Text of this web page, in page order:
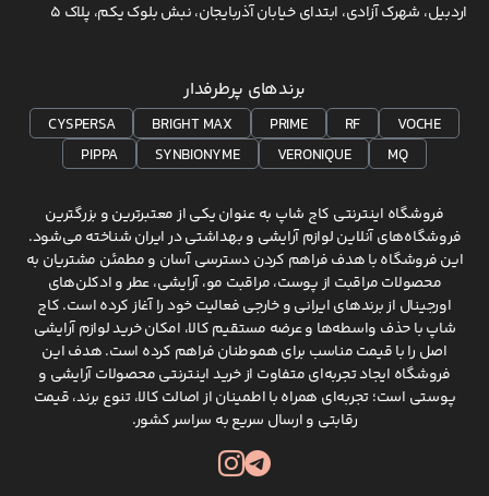
اردبیل، شهرک آزادی، ابتدای خیابان آذربایجان، نبش بلوک یکم، پلاک 5
برندهای پرطرفدار
VOCHE
RF
PRIME
BRIGHT MAX
CYSPERSA
MQ
VERONIQUE
SYNBIONYME
PIPPA
فروشگاه اینترنتی کاج شاپ به عنوان یکی از معتبرترین و بزرگترین
فروشگاه‌های آنلاین لوازم آرایشی و بهداشتی در ایران شناخته می‌شود.
این فروشگاه با هدف فراهم کردن دسترسی آسان و مطمئن مشتریان به
محصولات مراقبت از پوست، مراقبت مو، آرایشی، عطر و ادکلن‌های
اورجینال از برندهای ایرانی و خارجی فعالیت خود را آغاز کرده است. کاج
شاپ با حذف واسطه‌ها و عرضه مستقیم کالا، امکان خرید لوازم آرایشی
اصل را با قیمت مناسب برای هموطنان فراهم کرده است. هدف این
فروشگاه ایجاد تجربه‌ای متفاوت از خرید اینترنتی محصولات آرایشی و
پوستی است؛ تجربه‌ای همراه با اطمینان از اصالت کالا، تنوع برند، قیمت
رقابتی و ارسال سریع به سراسر کشور.